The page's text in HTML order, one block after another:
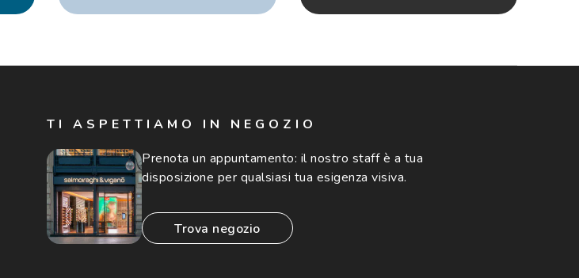
TI ASPETTIAMO IN NEGOZIO
Prenota un appuntamento: il nostro staff è a tua
disposizione per qualsiasi tua esigenza visiva.
trova negozio